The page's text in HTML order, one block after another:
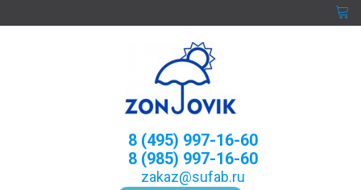
8 (495) 997-16-60
8 (985) 997-16-60
zakaz@sufab.ru